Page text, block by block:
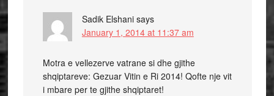
Sadik Elshani says
January 1, 2014 at 11:37 am
Motra e vellezerve vatrane si dhe gjithe
shqiptareve: Gezuar Vitin e Ri 2014! Qofte nje vit
i mbare per te gjithe shqiptaret!